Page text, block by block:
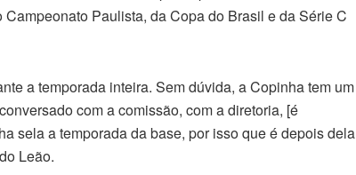
Paulista, da Copa do Brasil e da Série C
a temporada inteira. Sem dúvida, a Copinha tem um
com a comissão, com a diretoria, [é
sela a temporada da base, por isso que é depois dela
Leão.